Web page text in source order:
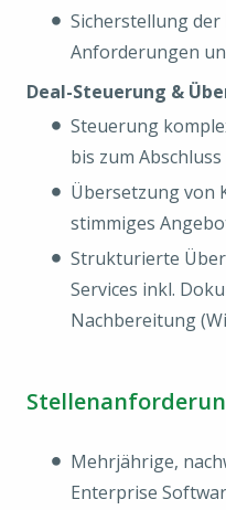
Sicherstellung
Anforderungen
Deal-Steuerung &
Steuerung
bis zum Abschluss
Übersetzung von
stimmiges
Strukturierte
Services inkl.
Nachbereitung
Mehrjährige,
Enterprise